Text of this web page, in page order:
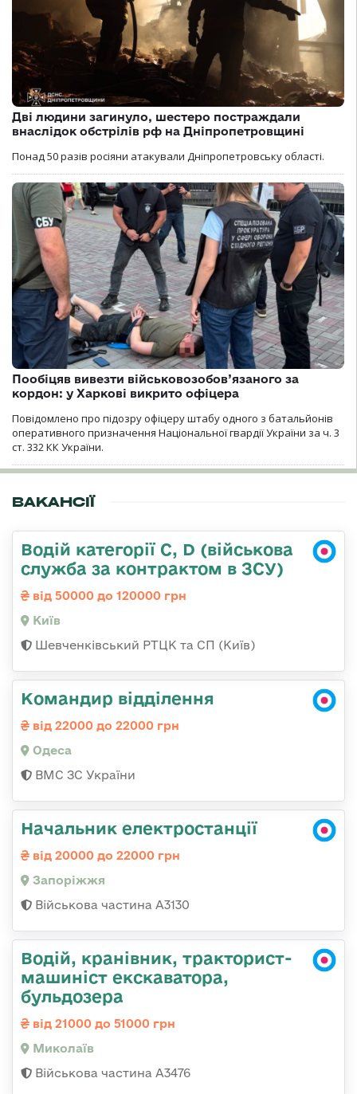
Дві людини загинуло, шестеро постраждали
внаслідок обстрілів рф на Дніпропетровщині
Понад 50 разів росіяни атакували Дніпропетровську області.
Пообіцяв вивезти військовозобов’язаного за
кордон: у Харкові викрито офіцера
Повідомлено про підозру офіцеру штабу одного з батальйонів
оперативного призначення Національної гвардії України за ч. 3
ст. 332 КК України.
ВАКАНСІЇ
Водій категорії C, D (військова
служба за контрактом в ЗСУ)
від 50000 до 120000 грн
Київ
Шевченківський РТЦК та СП (Київ)
Командир відділення
від 22000 до 22000 грн
Одеса
ВМС ЗС України
Начальник електростанції
від 20000 до 22000 грн
Запоріжжя
Військова частина А3130
Водій, кранівник, тракторист-
машиніст екскаватора,
бульдозера
від 21000 до 51000 грн
Миколаїв
Військова частина А3476